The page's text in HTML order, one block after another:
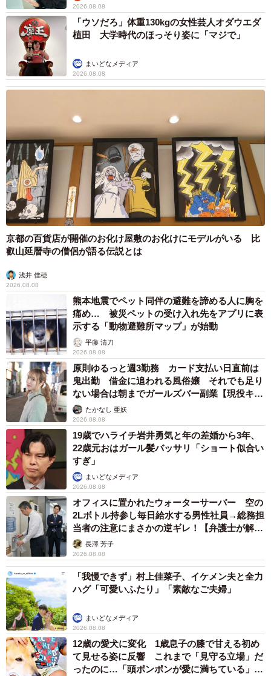
2026.08.08
「ウソだろ」体重130kgの女性芸人オダウエダ
植田 大学時代のほっそり姿に「マジで」
まいどなメディア
2026.08.08
京都の百貨店が開催のお化け屋敷のお化けにモデルがいる 比
叡山延暦寺の僧侶が語る伝説とは
浅井 佳穂
2026.08.08
熊本地震でペット同伴の避難を諦める人に胸を
痛め… 被災ペットの受け入れ先をアプリに表
示する「動物避難所マップ」が始動
平藤 清刀
2026.08.08
原則ゆるっと週3勤務 カード支払い日直前は
鬼出勤 借金に追われる風俗嬢 それでも足り
ない場合は朝までガールズバー副業【現役キャ
ストに取材】
たかなし 亜妖
2026.08.08
19歳でハライチ岩井勇気と年の差婚から3年、
22歳元おはガール髪バッサリ「ショート似合い
すぎ」
まいどなメディア
2026.08.08
オフィスに置かれたウォーターサーバー 空の
2Lボトル持参し毎日給水する男性社員→総務担
当者の注意にまさかの逆ギレ！【弁護士が解
説】長澤 芳子
2026.08.08
「我慢できず」村上佳菜子、イケメン夫と全力
ハグ「可愛いふたり」「素敵なご夫婦」
まいどなメディア
2026.08.08
12歳の愛犬に変化 1歳息子の膝で甘える初め
て見せる姿に反響 これまで「見守る立場」だ
ったのに…「頭ポンポンが愛に満ちている」